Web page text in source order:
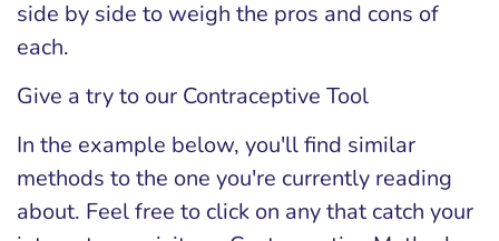
side by side to weigh the pros and cons of
each.
Give a try to our Contraceptive Tool
In the example below, you'll find similar
methods to the one you're currently reading
about. Feel free to click on any that catch your